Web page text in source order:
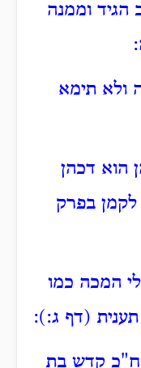
הגיד וממנה
ולא תימא
הוא דכהן
בפרק
המכה כמו
(דף ג:):
קדש בת